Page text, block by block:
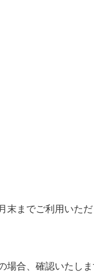
末までご利用いた
場合、確認いたし